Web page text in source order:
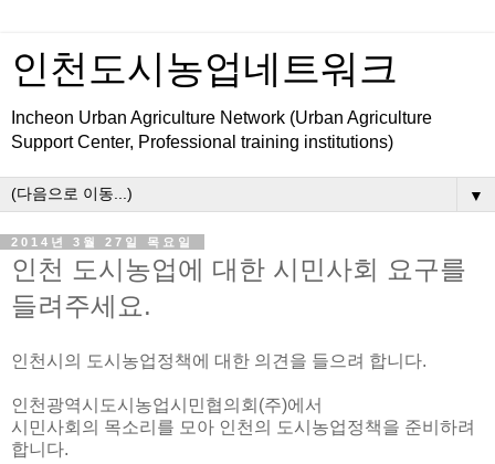
인천도시농업네트워크
Incheon Urban Agriculture Network (Urban Agriculture
Support Center, Professional training institutions)
▼
2014년 3월 27일 목요일
인천 도시농업에 대한 시민사회 요구를
들려주세요.
인천시의 도시농업정책에 대한 의견을 들으려 합니다.
인천광역시도시농업시민협의회(주)에서
시민사회의 목소리를 모아 인천의 도시농업정책을 준비하려
합니다.